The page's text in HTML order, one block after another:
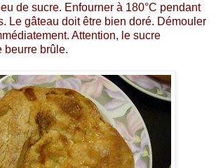
de sucre. Enfourner à 180°C pendant
Le gâteau doit être bien doré. Démouler
Attention, le sucre
beurre brûle.